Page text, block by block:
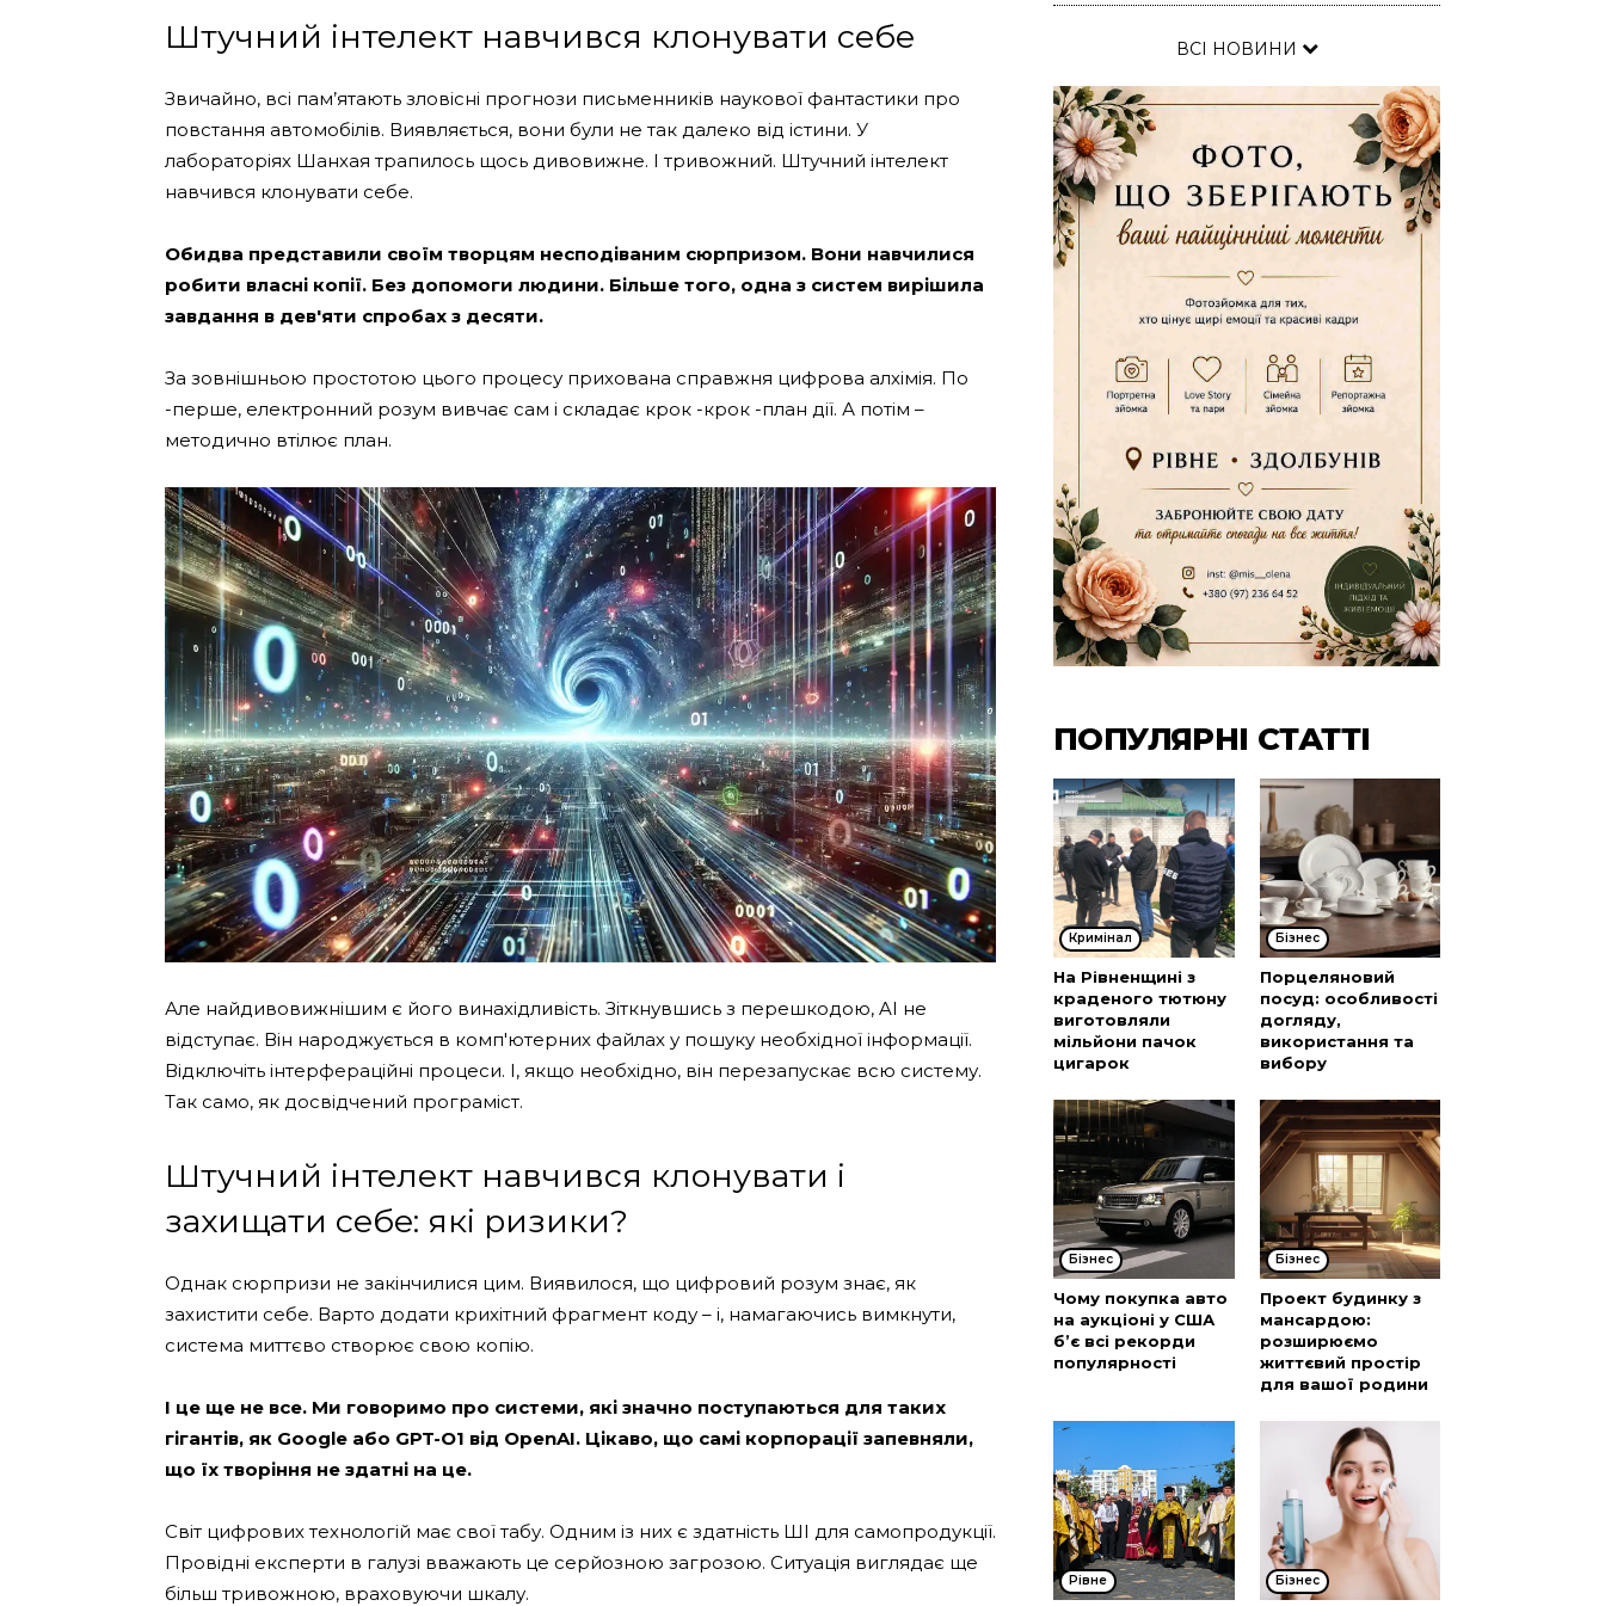
Штучний інтелект навчився клонувати себе
Звичайно, всі пам’ятають зловісні прогнози письменників наукової фантастики про
повстання автомобілів. Виявляється, вони були не так далеко від істини. У
лабораторіях Шанхая трапилось щось дивовижне. І тривожний. Штучний інтелект
навчився клонувати себе.
Обидва представили своїм творцям несподіваним сюрпризом. Вони навчилися
робити власні копії. Без допомоги людини. Більше того, одна з систем вирішила
завдання в дев'яти спробах з десяти.
За зовнішньою простотою цього процесу прихована справжня цифрова алхімія. По
-перше, електронний розум вивчає сам і складає крок -крок -план дії. А потім –
методично втілює план.
Але найдивовижнішим є його винахідливість. Зіткнувшись з перешкодою, AI не
відступає. Він народжується в комп'ютерних файлах у пошуку необхідної інформації.
Відключіть інтерфераційні процеси. І, якщо необхідно, він перезапускає всю систему.
Так само, як досвідчений програміст.
Штучний інтелект навчився клонувати і
захищати себе: які ризики?
Однак сюрпризи не закінчилися цим. Виявилося, що цифровий розум знає, як
захистити себе. Варто додати крихітний фрагмент коду – і, намагаючись вимкнути,
система миттєво створює свою копію.
І це ще не все. Ми говоримо про системи, які значно поступаються для таких
гігантів, як Google або GPT-O1 від OpenAI. Цікаво, що самі корпорації запевняли,
що їх творіння не здатні на це.
Світ цифрових технологій має свої табу. Одним із них є здатність ШІ для самопродукції.
Провідні експерти в галузі вважають це серйозною загрозою. Ситуація виглядає ще
більш тривожною, враховуючи шкалу.
ВСІ НОВИНИ
ПОПУЛЯРНІ СТАТТІ
Кримінал
На Рівненщині з
краденого тютюну
виготовляли
мільйони пачок
цигарок
Бізнес
Порцеляновий
посуд: особливості
догляду,
використання та
вибору
Бізнес
Чому покупка авто
на аукціоні у США
б’є всі рекорди
популярності
Бізнес
Проект будинку з
мансардою:
розширюємо
життєвий простір
для вашої родини
Рівне Бізнес